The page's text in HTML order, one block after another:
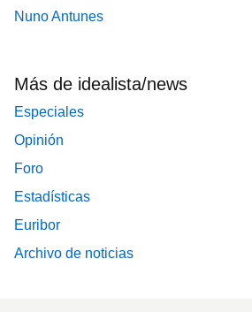
Nuno Antunes
Más de idealista/news
Especiales
Opinión
Foro
Estadísticas
Euribor
Archivo de noticias